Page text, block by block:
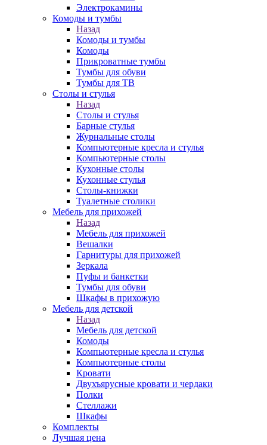
Электрокамины
Комоды и тумбы
Назад
Комоды и тумбы
Комоды
Прикроватные тумбы
Тумбы для обуви
Тумбы для ТВ
Столы и стулья
Назад
Столы и стулья
Барные стулья
Журнальные столы
Компьютерные кресла и стулья
Компьютерные столы
Кухонные столы
Кухонные стулья
Столы-книжки
Туалетные столики
Мебель для прихожей
Назад
Мебель для прихожей
Вешалки
Гарнитуры для прихожей
Зеркала
Пуфы и банкетки
Тумбы для обуви
Шкафы в прихожую
Мебель для детской
Назад
Мебель для детской
Комоды
Компьютерные кресла и стулья
Компьютерные столы
Кровати
Двухъярусные кровати и чердаки
Полки
Стеллажи
Шкафы
Комплекты
Лучшая цена